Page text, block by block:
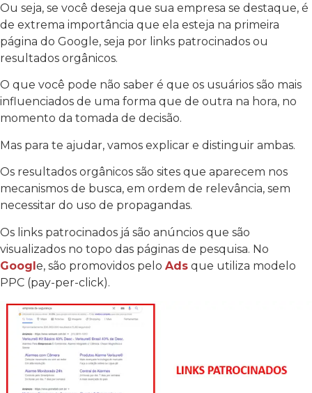
Ou seja, se você deseja que sua empresa se destaque, é
de extrema importância que ela esteja na primeira
página do Google, seja por links patrocinados ou
resultados orgânicos.
O que você pode não saber é que os usuários são mais
influenciados de uma forma que de outra na hora, no
momento da tomada de decisão.
Mas para te ajudar, vamos explicar e distinguir ambas.
Os resultados orgânicos são sites que aparecem nos
mecanismos de busca, em ordem de relevância, sem
necessitar do uso de propagandas.
Os links patrocinados já são anúncios que são
visualizados no topo das páginas de pesquisa. No
Google, são promovidos pelo Ads que utiliza modelo
PPC (pay-per-click).